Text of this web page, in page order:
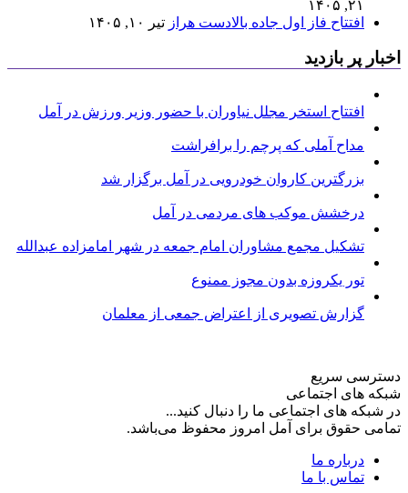
۲۱, ۱۴۰۵
افتتاح فاز اول جاده بالادست هراز تیر ۱۰, ۱۴۰۵
اخبار پر بازدید
افتتاح استخر مجلل نیاوران با حضور وزیر ورزش در آمل
مداح آملی که پرچم را برافراشت
بزرگترین کاروان خودرویی در آمل برگزار شد
درخشش موکب های مردمی در آمل
تشکیل مجمع مشاوران امام جمعه در شهر امامزاده عبدالله
تور یکروزه بدون مجوز ممنوع
گزارش تصویری از اعتراض جمعی از معلمان
دسترسی سریع
شبکه های اجتماعی
در شبکه های اجتماعی ما را دنبال کنید...
تمامی حقوق برای آمل امروز محفوظ می‌باشد.
درباره ما
تماس با ما